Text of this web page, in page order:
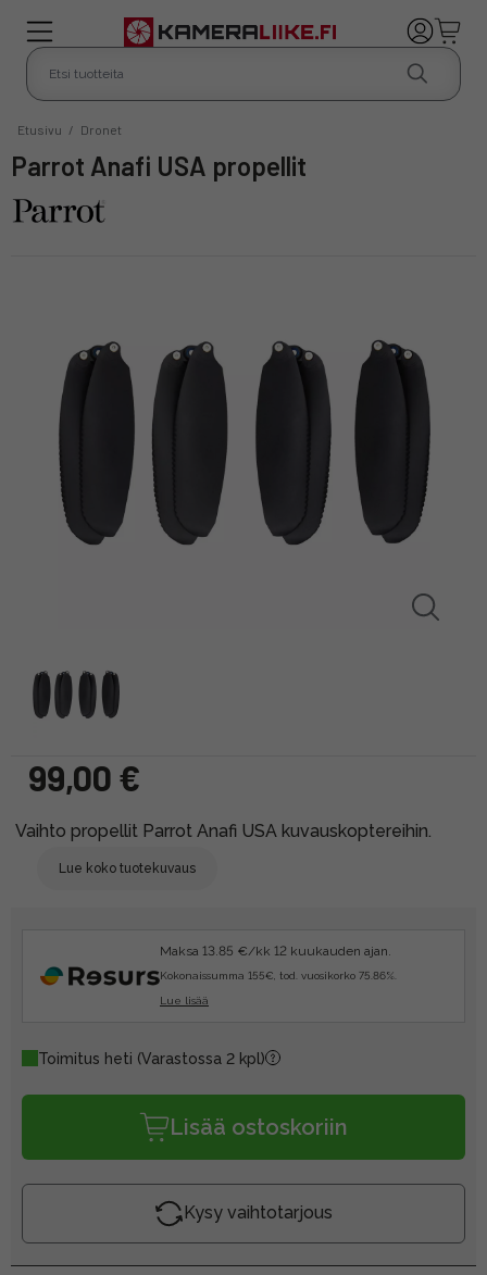
Etusivu / Dronet
Parrot Anafi USA propellit
99,00 €
Vaihto propellit Parrot Anafi USA kuvauskoptereihin.
Lue koko tuotekuvaus
Maksa 13.85 €/kk 12 kuukauden ajan.
Kokonaissumma 155€, tod. vuosikorko 75.86%.
Lue lisää
Toimitus heti (Varastossa 2 kpl)
Lisää ostoskoriin
Kysy vaihtotarjous